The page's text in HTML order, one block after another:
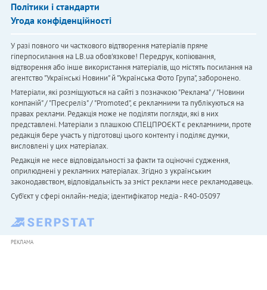
Політики і стандарти
Угода конфіденційності
У разі повного чи часткового відтворення матеріалів пряме
гіперпосилання на LB.ua обов'язкове! Передрук, копіювання,
відтворення або інше використання матеріалів, що містять посилання на
агентство "Українськi Новини" й "Українська Фото Група", заборонено.
Матеріали, які розміщуються на сайті з позначкою "Реклама" / "Новини
компаній" / "Пресреліз" / "Promoted", є рекламними та публікуються на
правах реклами. Редакція може не поділяти погляди, які в них
представлені. Матеріали з плашкою СПЕЦПРОЄКТ є рекламними, проте
редакція бере участь у підготовці цього контенту і поділяє думки,
висловлені у цих матеріалах.
Редакція не несе відповідальності за факти та оціночні судження,
оприлюднені у рекламних матеріалах. Згідно з українським
законодавством, відповідальність за зміст реклами несе рекламодавець.
Cуб'єкт у сфері онлайн-медіа; ідентифікатор медіа - R40-05097
РЕКЛАМА